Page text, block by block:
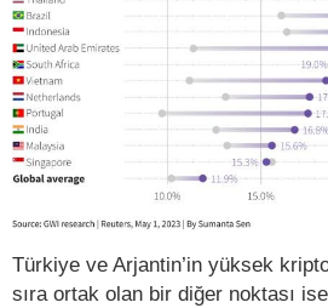
Türkiye ve Arjantin’in yüksek
sıra ortak olan bir diğer noktası ise